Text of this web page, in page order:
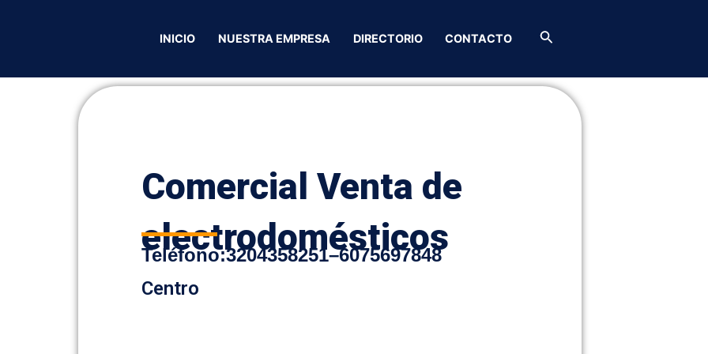
INICIO NUESTRA EMPRESA DIRECTORIO CONTACTO Buscar
/ Comercial Venta de electrodomésticos
Comercial Venta de
electrodomésticos
Teléfono:3204358251–6075697848
Centro